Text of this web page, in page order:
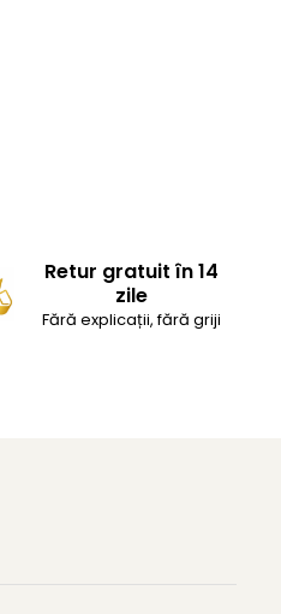
Retur gratuit în 14
zile
Fără explicații, fără griji